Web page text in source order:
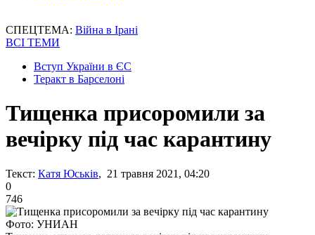
СПЕЦТЕМА: Війна в Ірані
ВСІ ТЕМИ
Вступ України в ЄС
Теракт в Барселоні
Тищенка присоромили за
вечірку під час карантину
Текст: Катя Юськів, 21 травня 2021, 04:20
0
746
Фото: УНИАН